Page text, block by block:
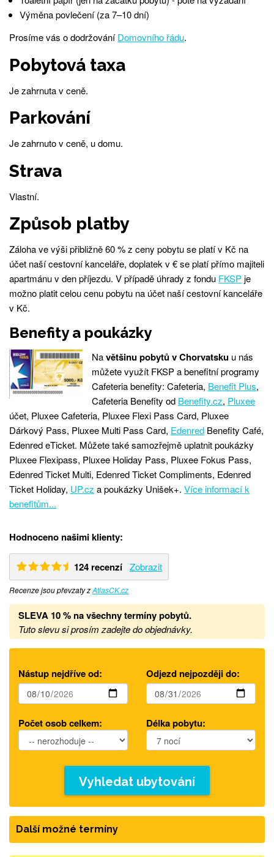
Výměna povlečení (za 7–10 dní)
Prosíme vás o dodržováníDomovního řádu.
Pobytová taxa
Je zahrnuta v ceně.
Parkování
Je zahrnuto v ceně, u domu.
Strava
Vlastní.
Způsob platby
Záloha ve výši přibližně 60 % z ceny pobytu se platí v Kč na
účet naší cestovní kanceláře, doplatek v € se platí přímo majiteli
apartmánu v den příjezdu. V případě úhrady z fondu FKSPje
možno platit celou cenu pobytu na účet naší cestovní kanceláře
v Kč.
Benefity a poukázky
Navětšinu pobytů v Chorvatsku u nás
můžete využít FKSP a benefitní programy
Cafeteria benefity: Cafeteria, Benefit Plus,
Cafeteria Benefity od Benefity.cz, Pluxee
účet, Pluxee Cafeteria, Pluxee Flexi Pass Card, Pluxee
Dárkový Pass, Pluxee Multi Pass Card, Edenred Benefity Café,
Edenred eTicket. Můžete také samozřejmě uplatnit poukázky
Pluxee Flexipass, Pluxee Holiday Pass, Pluxee Fokus Pass,
Edenred Ticket Multi, Edenred Ticket Compliments, Edenred
Ticket Holiday, UP.cz a poukázky Unišek+. Více informací k
benefitům...
Hodnoceno našimi klienty:
124 recenzí Zobrazit
Recenze jsou převzaty zAtlasCK.cz
SLEVA 10 % na všechny termíny pobytů.
Tuto slevu si prosím zadejte do objednávky.
Nástup nejdříve od: Odjezd nejpozději do:
Počet osob celkem: Délka pobytu:
Vyhledat ubytování
Další možné termíny